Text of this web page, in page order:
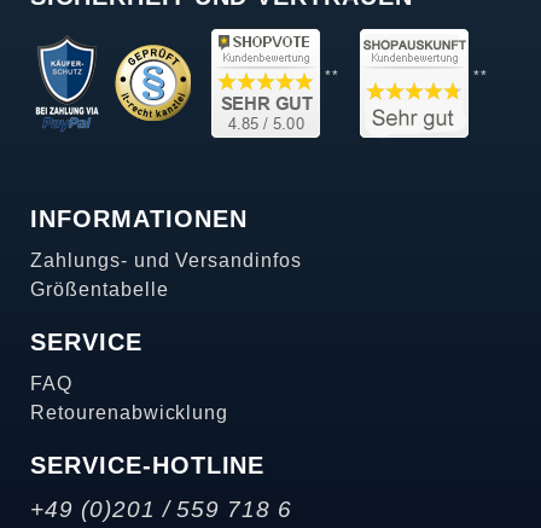
** **
INFORMATIONEN
Zahlungs- und Versandinfos
Größentabelle
SERVICE
FAQ
Retourenabwicklung
SERVICE-HOTLINE
+49 (0)201 / 559 718 6